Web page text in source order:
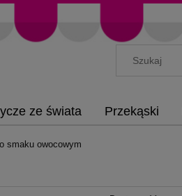
ze świata Przekąski
smaku owocowym